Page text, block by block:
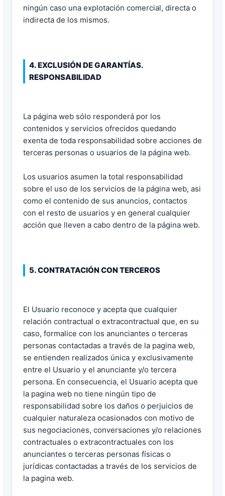
ningún caso una explotación comercial, directa o
indirecta de los mismos.
4. EXCLUSIÓN DE GARANTÍAS.
RESPONSABILIDAD
La página web sólo responderá por los
contenidos y servicios ofrecidos quedando
exenta de toda responsabilidad sobre acciones de
terceras personas o usuarios de la página web.
Los usuarios asumen la total responsabilidad
sobre el uso de los servicios de la página web, asi
como el contenido de sus anuncios, contactos
con el resto de usuarios y en general cualquier
acción que lleven a cabo dentro de la página web.
5. CONTRATACIÓN CON TERCEROS
El Usuario reconoce y acepta que cualquier
relación contractual o extracontractual que, en su
caso, formalice con los anunciantes o terceras
personas contactadas a través de la pagina web,
se entienden realizados única y exclusivamente
entre el Usuario y el anunciante y/o tercera
persona. En consecuencia, el Usuario acepta que
la pagina web no tiene ningún tipo de
responsabilidad sobre los daños o perjuicios de
cualquier naturaleza ocasionados con motivo de
sus negociaciones, conversaciones y/o relaciones
contractuales o extracontractuales con los
anunciantes o terceras personas físicas o
jurídicas contactadas a través de los servicios de
la pagina web.